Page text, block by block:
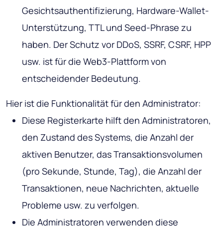
Gesichtsauthentifizierung, Hardware-Wallet-
Unterstützung, TTL und Seed-Phrase zu
haben. Der Schutz vor DDoS, SSRF, CSRF, HPP
usw. ist für die Web3-Plattform von
entscheidender Bedeutung.
Hier ist die Funktionalität für den Administrator:
Diese Registerkarte hilft den Administratoren,
den Zustand des Systems, die Anzahl der
aktiven Benutzer, das Transaktionsvolumen
(pro Sekunde, Stunde, Tag), die Anzahl der
Transaktionen, neue Nachrichten, aktuelle
Probleme usw. zu verfolgen.
Die Administratoren verwenden diese